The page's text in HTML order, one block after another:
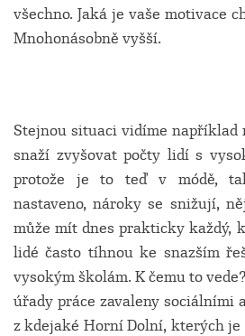
všechno. Jaká je vaše motivace
Mnohonásobně vyšší.
Stejnou situaci vidíme například
snaží zvyšovat počty lidí s
protože je to teď v módě,
nastaveno, nároky se snižují,
může mít dnes prakticky každý,
lidé často tíhnou ke snazším
vysokým školám. K čemu to
úřady práce zavaleny sociálními
z kdejaké Horní Dolní, kterých